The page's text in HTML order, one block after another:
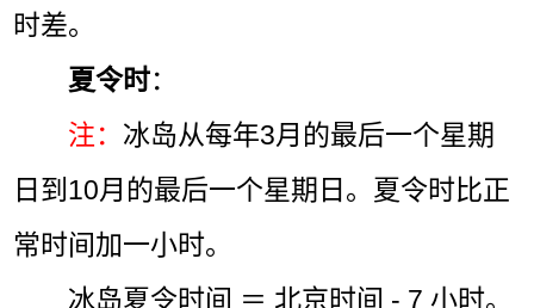
时差。
夏令时：
注： 冰岛从每年3月的最后一个星期
日到10月的最后一个星期日。夏令时比正
常时间加一小时。
冰岛夏令时间 ＝ 北京时间 - 7 小时。